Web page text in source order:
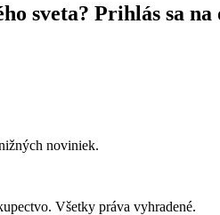
sveta? Prihlás sa na
noviniek.
Všetky práva vyhradené.